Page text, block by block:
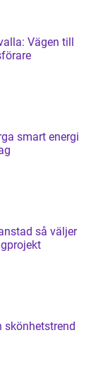
Vägen till
väljer
skönhetstrend